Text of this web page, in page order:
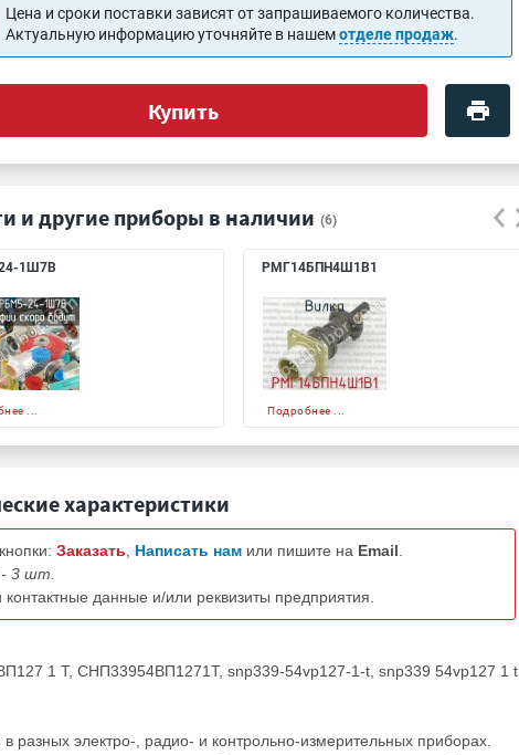
Цена и сроки поставки зависят от запрашиваемого количества.
Актуальную информацию уточняйте в нашемотделе продаж.
Купить
и другие приборы в наличии (6)
1Ш7В
...
РМГ14БПН4Ш1В1
Подробнее ...
характеристики
Заказать Написать нам или пишите на Email
3 шт.
данные и/или реквизиты предприятия.
1 Т, СНП33954ВП1271Т, snp339-54vp127-1-t, snp339 54vp127 1 t,
электро-, радио- и контрольно-измерительных приборах.